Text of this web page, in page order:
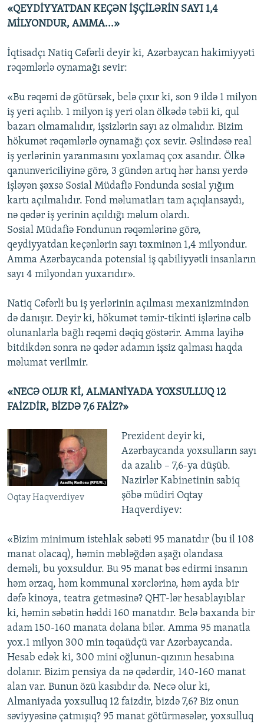
«QEYDİYYATDAN KEÇƏN İŞÇİLƏRİN SAYI 1,4
MİLYONDUR, AMMA...»
İqtisadçı Natiq Cəfərli deyir ki, Azərbaycan hakimiyyəti
rəqəmlərlə oynamağı sevir:
«Bu rəqəmi də götürsək, belə çıxır ki, son 9 ildə 1 milyon
iş yeri açılıb. 1 milyon iş yeri olan ölkədə təbii ki, qul
bazarı olmamalıdır, işsizlərin sayı az olmalıdır. Bizim
hökumət rəqəmlərlə oynamağı çox sevir. Əslindəsə real
iş yerlərinin yaranmasını yoxlamaq çox asandır. Ölkə
qanunvericiliyinə görə, 3 gündən artıq hər hansı yerdə
işləyən şəxsə Sosial Müdafiə Fondunda sosial yığım
kartı açılmalıdır. Fond məlumatları tam açıqlansaydı,
nə qədər iş yerinin açıldığı məlum olardı.
Sosial Müdafiə Fondunun rəqəmlərinə görə,
qeydiyyatdan keçənlərin sayı təxminən 1,4 milyondur.
Amma Azərbaycanda potensial iş qabiliyyətli insanların
sayı 4 milyondan yuxarıdır».
Natiq Cəfərli bu iş yerlərinin açılması mexanizmindən
də danışır. Deyir ki, hökumət təmir-tikinti işlərinə cəlb
olunanlarla bağlı rəqəmi dəqiq göstərir. Amma layihə
bitdikdən sonra nə qədər adamın işsiz qalması haqda
məlumat verilmir.
«NECƏ OLUR Kİ, ALMANİYADA YOXSULLUQ 12
FAİZDİR, BİZDƏ 7,6 FAİZ?»
Oqtay Haqverdiyev
Prezident deyir ki,
Azərbaycanda yoxsulların sayı
da azalıb – 7,6-ya düşüb.
Nazirlər Kabinetinin sabiq
şöbə müdiri Oqtay
Haqverdiyev:
«Bizim minimum istehlak səbəti 95 manatdır (bu il 108
manat olacaq), həmin məbləğdən aşağı olandasa
deməli, bu yoxsuldur. Bu 95 manat bəs edirmi insanın
həm ərzaq, həm kommunal xərclərinə, həm ayda bir
dəfə kinoya, teatra getməsinə? QHT-lər hesablayıblar
ki, həmin səbətin həddi 160 manatdır. Belə baxanda bir
adam 150-160 manata dolana bilər. Amma 95 manatla
yox.1 milyon 300 min təqaüdçü var Azərbaycanda.
Hesab edək ki, 300 mini oğlunun-qızının hesabına
dolanır. Bizim pensiya da nə qədərdir, 140-160 manat
alan var. Bunun özü kasıbdır də. Necə olur ki,
Almaniyada yoxsulluq 12 faizdir, bizdə 7,6? Biz onun
səviyyəsinə çatmışıq? 95 manat götürməsələr, yoxsulluq